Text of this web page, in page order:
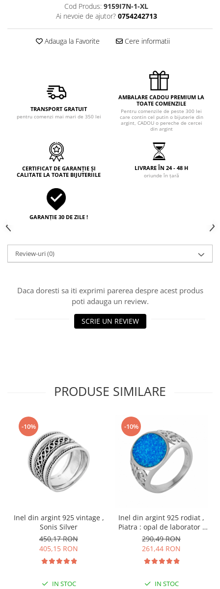
Cod Produs: 9159I7N-1-XL
Ai nevoie de ajutor? 0754242713
Adauga la Favorite Cere informatii
TRANSPORT GRATUIT
pentru comenzi mai mari de 350 lei
AMBALARE CADOU PREMIUM LA
TOATE COMENZILE
Pentru comenzile de peste 300 lei
care contin cel putin o bijuterie din
argint, CADOU o pereche de cercei
din argint
CERTIFICAT DE GARANȚIE ȘI
CALITATE LA TOATE BIJUTERIILE
LIVRARE ÎN 24 - 48 H
oriunde în țară
GARANȚIE 30 DE ZILE !
Review-uri(0)
Daca doresti sa iti exprimi parerea despre acest produs
poti adauga un review.
SCRIE UN REVIEW
PRODUSE SIMILARE
-10%
Inel din argint 925 vintage ,
Sonis Silver
450,17 RON
405,15 RON
IN STOC
-10%
Inel din argint 925 rodiat ,
Piatra : opal de laborator ,
Culoare: albastru, Sonis
Silver
290,49 RON
261,44 RON
IN STOC